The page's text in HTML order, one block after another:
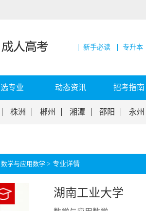
新手必读 专升本
选专业 动态资讯 招考指南
株洲 郴州 湘潭 邵阳 永州
数学与应用数学 > 专业详情
湖南工业大学